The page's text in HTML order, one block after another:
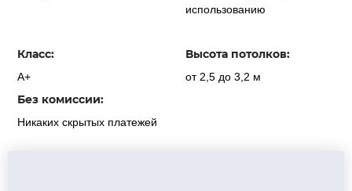
использованию
Класс:
А+
Без комиссии:
Никаких скрытых платежей
Высота потолков:
от 2,5 до 3,2 м